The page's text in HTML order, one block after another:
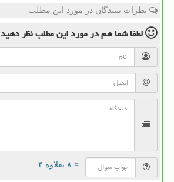
نظرات بینندگان در مورد این مطلب
لطفا شما همدر مورد این مطلبنظر دهید
= ۸ بعلاوه ۴